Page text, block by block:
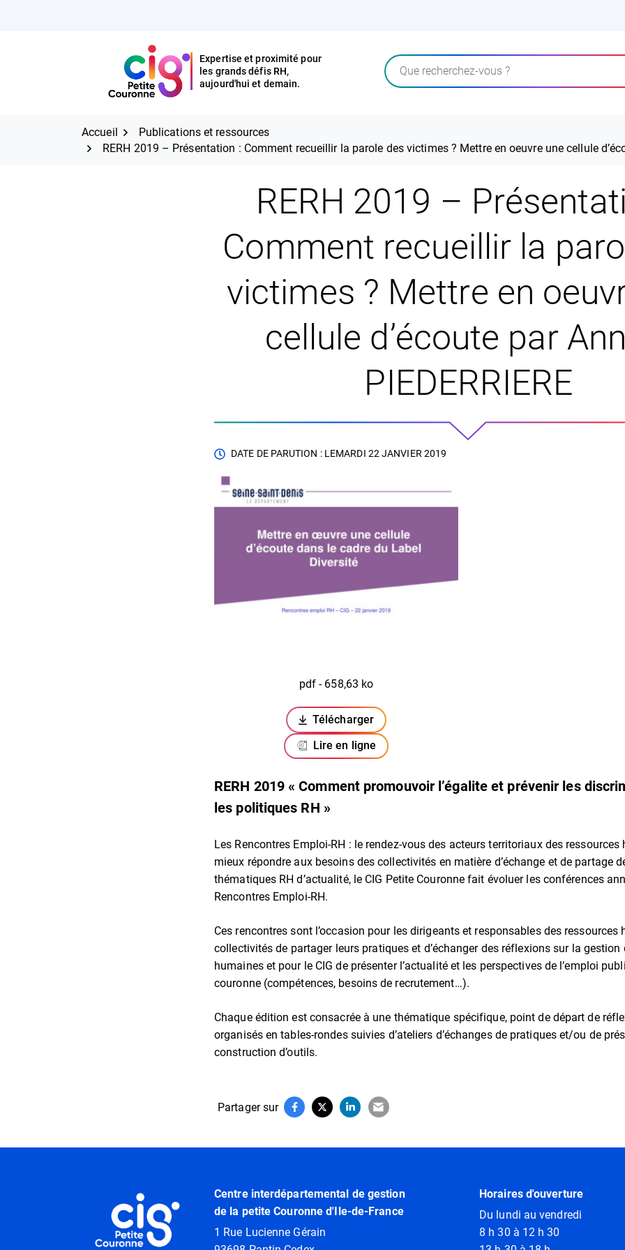
CIG Petite Couronne
Expertise et proximité pour
les grands défis RH,
aujourd'hui et demain.
Rechercher
CIG Petite Couronne
Expertise et proximité pour
les grands défis RH,
aujourd'hui et demain.
Accueil
Publications et ressources
RERH 2019 – Présentation : Comment recueillir la parole des victimes ? Mettre en oeuvre une cellule
RERH 2019 –
Comment recueillir la
victimes ? Mettre en
cellule d’écoute par
PIEDERRIERE
DATE DE PARUTION : LEMARDI 22 JANVIER 2019
pdf - 658,63 ko
Télécharger
(ouverture dans un nouvel onglet)
Lire en ligne
RERH 2019 « Comment promouvoir l’égalite et prévenir les
les politiques RH »
Les Rencontres Emploi-RH : le rendez-vous des acteurs territoriaux des ressources
mieux répondre aux besoins des collectivités en matière d’échange et de partage
thématiques RH d’actualité, le CIG Petite Couronne fait évoluer les conférences
Rencontres Emploi-RH.
Ces rencontres sont l’occasion pour les dirigeants et responsables des ressources
collectivités de partager leurs pratiques et d’échanger des réflexions sur la gestion
humaines et pour le CIG de présenter l’actualité et les perspectives de l’emploi
couronne (compétences, besoins de recrutement…).
Chaque édition est consacrée à une thématique spécifique, point de départ de
organisés en tables-rondes suivies d’ateliers d’échanges de pratiques et/ou de
construction d’outils.
Partager sur Partager sur Facebook
(ouverture dans un nouvel onglet)
Partager sur X (Twitter)
(ouverture dans un nouvel onglet)
Partager sur LinkedIn
(ouverture dans un nouvel onglet)
Partager par e-mail
(ouverture dans un nouvel onglet)
Informations utiles
Centre interdépartemental de gestion
de la petite Couronne d'Ile-de-France
1 Rue Lucienne Gérain
Horaires d'ouverture
Du lundi au vendredi
8 h 30 à 12 h 30